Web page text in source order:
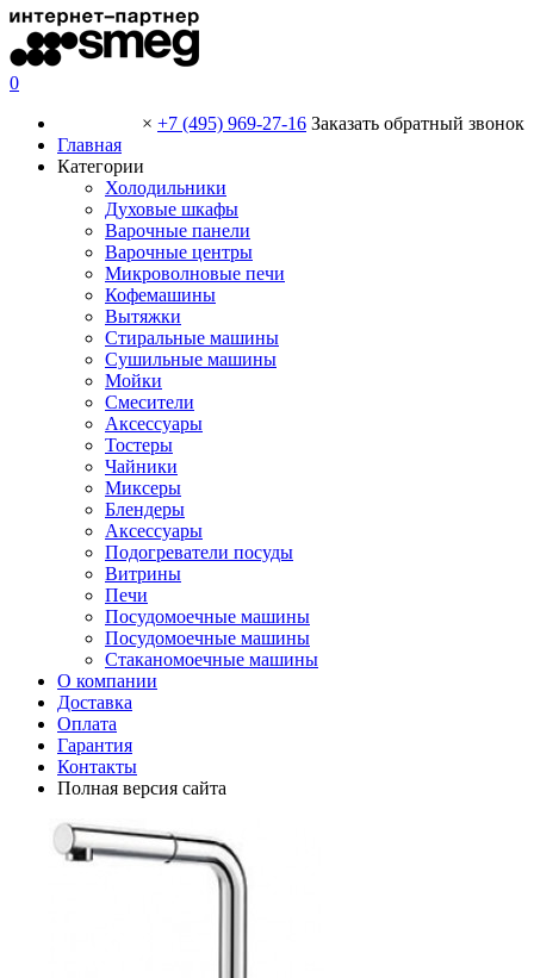
0
× +7 (495) 969-27-16 Заказать обратный звонок
Главная
Категории
Холодильники
Духовые шкафы
Варочные панели
Варочные центры
Микроволновые печи
Кофемашины
Вытяжки
Стиральные машины
Сушильные машины
Мойки
Смесители
Аксессуары
Тостеры
Чайники
Миксеры
Блендеры
Аксессуары
Подогреватели посуды
Витрины
Печи
Посудомоечные машины
Посудомоечные машины
Стаканомоечные машины
О компании
Доставка
Оплата
Гарантия
Контакты
Полная версия сайта